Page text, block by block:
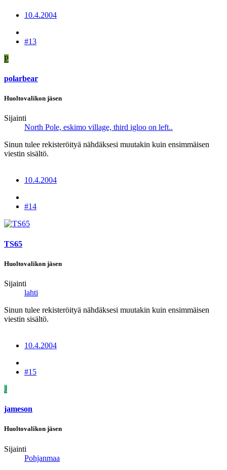
10.4.2004
#13
P
polarbear
Huoltovalikon jäsen
Sijainti
North Pole, eskimo village, third igloo on left..
Sinun tulee rekisteröityä nähdäksesi muutakin kuin ensimmäisen
viestin sisältö.
10.4.2004
#14
TS65
Huoltovalikon jäsen
Sijainti
lahti
Sinun tulee rekisteröityä nähdäksesi muutakin kuin ensimmäisen
viestin sisältö.
10.4.2004
#15
J
jameson
Huoltovalikon jäsen
Sijainti
Pohjanmaa